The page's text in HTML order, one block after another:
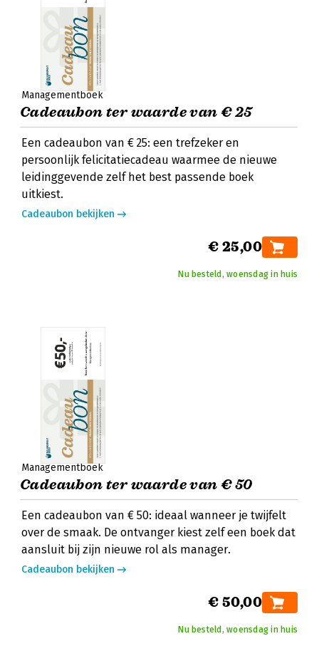
Managementboek
Cadeaubon ter waarde van € 25
Een cadeaubon van € 25: een trefzeker en
persoonlijk felicitatiecadeau waarmee de nieuwe
leidinggevende zelf het best passende boek
uitkiest.
Cadeaubon bekijken
€ 25,00
Nu besteld, woensdag in huis
Managementboek
Cadeaubon ter waarde van € 50
Een cadeaubon van € 50: ideaal wanneer je twijfelt
over de smaak. De ontvanger kiest zelf een boek dat
aansluit bij zijn nieuwe rol als manager.
Cadeaubon bekijken
€ 50,00
Nu besteld, woensdag in huis